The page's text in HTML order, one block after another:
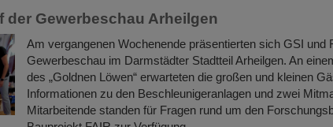
der Gewerbeschau Arheilgen
Am vergangenen Wochenende präsentierten sich GSI und
Gewerbeschau im Darmstädter Stadtteil Arheilgen. An
des „Goldnen Löwen“ erwarteten die großen und kleinen
Informationen zu den Beschleunigeranlagen und zwei
Mitarbeitende standen für Fragen rund um den